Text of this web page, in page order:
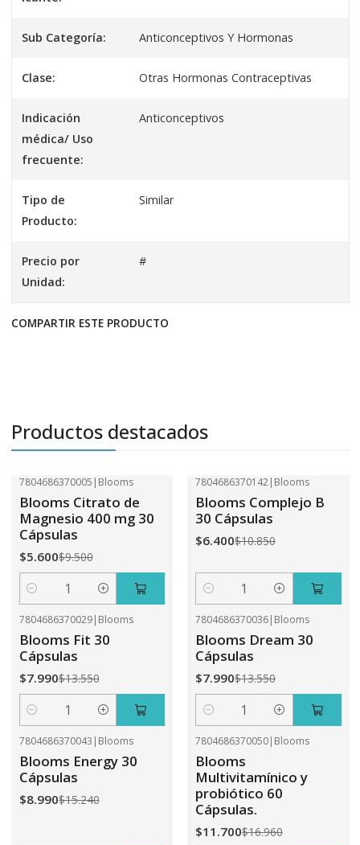
Sub Categoría: Anticonceptivos Y Hormonas
Clase: Otras Hormonas Contraceptivas
Indicación
médica/ Uso
frecuente:
Anticonceptivos
Tipo de
Producto:
Similar
Precio por
Unidad:
#
COMPARTIR ESTE PRODUCTO
Productos destacados
7804686370005 | Blooms
Blooms Citrato de
Magnesio 400 mg 30
Cápsulas
$5.600$9.500
Cantidad
7804686370142| Blooms
Blooms Complejo B
30 Cápsulas
$6.400$10.850
Cantidad
7804686370029| Blooms
Blooms Fit 30
Cápsulas
$7.990$13.550
Cantidad
7804686370036| Blooms
Blooms Dream 30
Cápsulas
$7.990$13.550
Cantidad
7804686370043 | Blooms
Blooms Energy 30
Cápsulas
$8.990$15.240
7804686370050| Blooms
Blooms
Multivitamínico y
probiótico 60
Cápsulas.
$11.700$16.960